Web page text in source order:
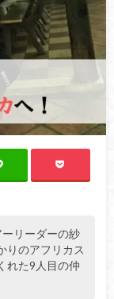
リーダーの紗
りのアフリカス
れた9人目の仲